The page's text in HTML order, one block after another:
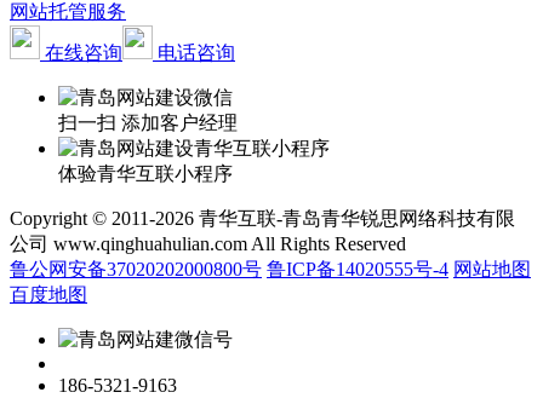
网站托管服务
在线咨询
电话咨询
扫一扫 添加客户经理
体验青华互联小程序
Copyright © 2011-2026 青华互联-青岛青华锐思网络科技有限
公司 www.qinghuahulian.com All Rights Reserved
鲁公网安备37020202000800号 鲁ICP备14020555号-4 网站地图
百度地图
186-5321-9163